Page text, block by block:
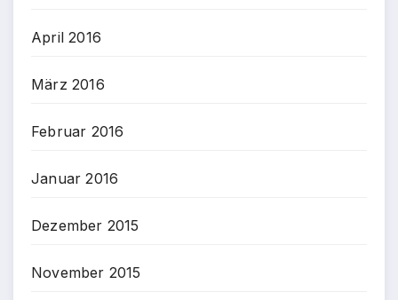
April 2016
März 2016
Februar 2016
Januar 2016
Dezember 2015
November 2015